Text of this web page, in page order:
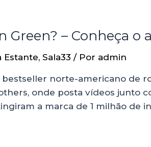
Green? – Conheça o
Estante, Sala33 / Por admin
norte-americano de
onde posta vídeos junto
a marca de 1 milhão de